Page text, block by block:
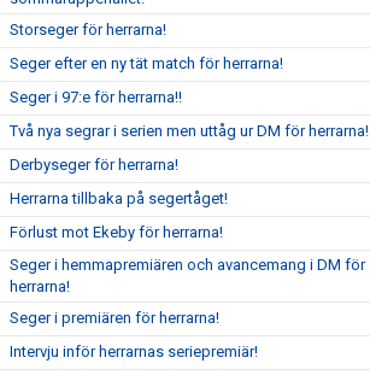
Storseger för herrarna!
Seger efter en ny tät match för herrarna!
Seger i 97:e för herrarna!!
Två nya segrar i serien men uttåg ur DM för herrarna!
Derbyseger för herrarna!
Herrarna tillbaka på segertåget!
Förlust mot Ekeby för herrarna!
Seger i hemmapremiären och avancemang i DM för
herrarna!
Seger i premiären för herrarna!
Intervju inför herrarnas seriepremiär!